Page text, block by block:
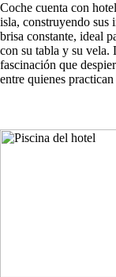
Coche cuenta con
isla, construyendo sus
brisa constante, ideal
con su tabla y su vela.
fascinación que
entre quienes